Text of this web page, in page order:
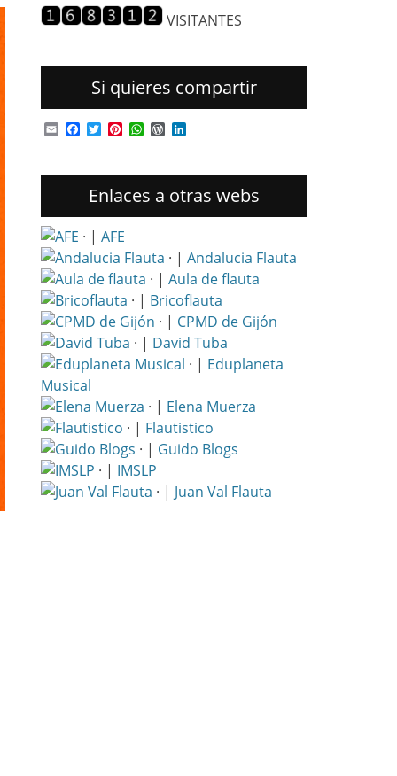
VISITANTES
Si quieres compartir
EmailFacebook
TwitterPinterest
WhatsApp
WordPress
Enlaces a otras webs
· | AFE
· | Andalucia Flauta
· | Aula de flauta
· | Bricoflauta
· | CPMD de Gijón
· | David Tuba
· | Eduplaneta
Musical
· | Elena Muerza
· | Flautistico
· | Guido Blogs
· | IMSLP
· | Juan Val Flauta